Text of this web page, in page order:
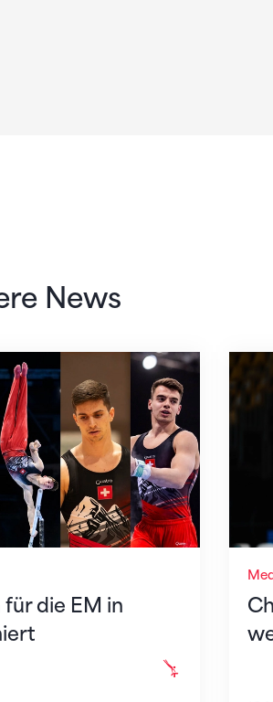
News
für die EM in
die EM in Zagreb nominiert